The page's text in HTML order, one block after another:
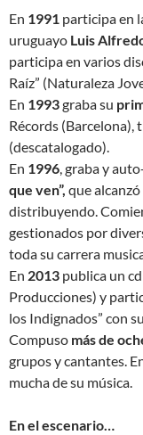
En 1991 participa en
uruguayo Luis
participa en varios
Raíz” (Naturaleza
En 1993graba su
Récords (Barcelona),
(descatalogado).
En 1996, graba y
que ven”, que
distribuyendo.
gestionados por
toda su carrera
En 2013 publica un
Producciones) y
los Indignados” con
Compuso más de
grupos y cantantes.
mucha de su música.
En el escenario…